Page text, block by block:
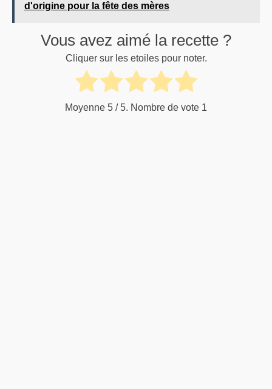
d'origine pour la fête des mères
Vous avez aimé la recette ?
Cliquer sur les etoiles pour noter.
Moyenne 5 / 5. Nombre de vote 1